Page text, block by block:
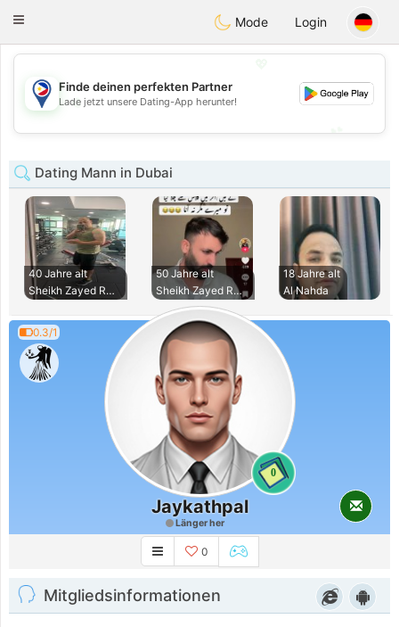
Philippines Chat
Toggle
Mode Login
💖
💕
Finde deinen perfekten Partner
Lade jetzt unsere Dating-App herunter!
Dating Mann in Dubai
40 Jahre alt
Sheikh Zayed Road
50 Jahre alt
Sheikh Zayed Road
18 Jahre alt
Al Nahda
0.3/1
0
Jaykathpal
Länger her
0
Mitgliedsinformationen